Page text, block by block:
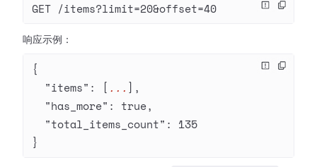
GET /items?limit=20&offset=40
响应示例：
{
  "items"
: [ ... ],
  "has_more"
: true,
  "total_items_count"
: 135
}